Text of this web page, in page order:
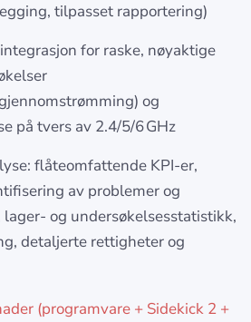
tilpasset rapportering)
for raske, nøyaktige
og
på tvers av 2.4/5/6 GHz
flåteomfattende KPI-er,
av problemer og
og undersøkelsesstatistikk,
detaljerte rettigheter og
(programvare + Sidekick 2 +